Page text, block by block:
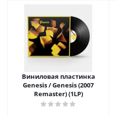
Виниловая пластинка
Genesis / Genesis (2007
Remaster) (1LP)